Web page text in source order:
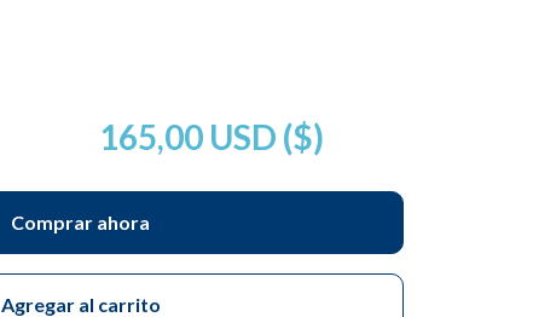
165,00 USD ($)
Comprar ahora
Agregar al carrito